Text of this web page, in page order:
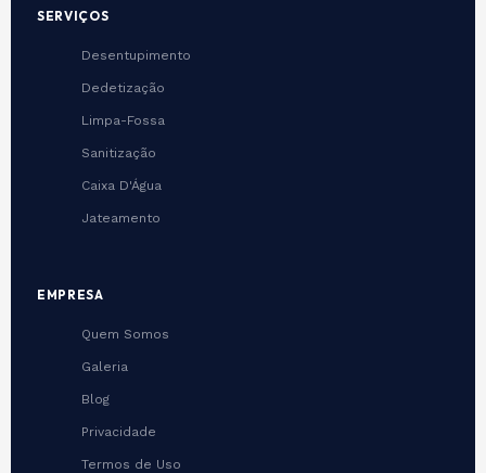
SERVIÇOS
Desentupimento
Dedetização
Limpa-Fossa
Sanitização
Caixa D'Água
Jateamento
EMPRESA
Quem Somos
Galeria
Blog
Privacidade
Termos de Uso